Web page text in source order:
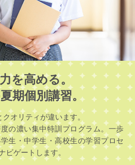
を高める。
期個別講習。
クオリティが違います。
の濃い集中特訓プログラム。一歩
生・中学生・高校生の学習プロセ
ビゲートします。